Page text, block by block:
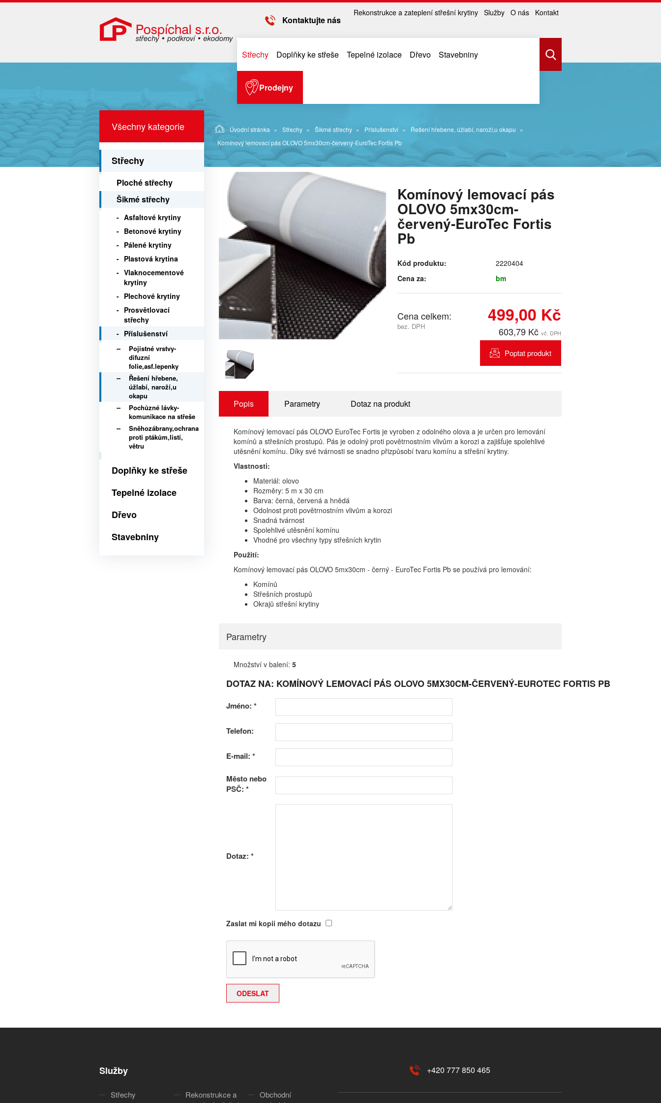
Rekonstrukce a zateplení střešní krytiny Služby O nás Kontakt
Kontaktujte nás
Střechy Doplňky ke střeše Tepelné izolace Dřevo Stavebniny
Prodejny
Úvodní stránka Střechy Šikmé střechy Příslušenství
Řešení hřebene, úžlabí, naroží,u okapu
Komínový lemovací pás OLOVO 5mx30cm-červený-EuroTec Fortis Pb
Všechny kategorie
Střechy
Ploché střechy
Šikmé střechy
Asfaltové krytiny
Betonové krytiny
Pálené krytiny
Plastová krytina
Vlaknocementové
krytiny
Plechové krytiny
Prosvětlovací
střechy
Příslušenství
Pojistné vrstvy-
difuzní
folie,asf.lepenky
Řešení hřebene,
úžlabí, naroží,u
okapu
Pochůzné lávky-
komunikace na střeše
Sněhozábrany,ochrana
proti ptákům,listí,
větru
Doplňky ke střeše
Tepelné izolace
Dřevo
Stavebniny
Komínový lemovací pás
OLOVO 5mx30cm-
červený-EuroTec Fortis
Pb
Kód produktu:
2220404
Cena za:
bm
Cena celkem:
bez. DPH
499,00 Kč
603,79 Kčvč. DPH
Poptat produkt
Popis Parametry Dotaz na produkt
Komínový lemovací pás OLOVO EuroTec Fortis je vyroben z odolného olova a je určen pro lemování
komínů a střešních prostupů. Pás je odolný proti povětrnostním vlivům a korozi a zajišťuje spolehlivé
utěsnění komínu. Díky své tvárnosti se snadno přizpůsobí tvaru komínu a střešní krytiny.
Vlastnosti:
Materiál: olovo
Rozměry: 5 m x 30 cm
Barva: černá, červená a hnědá
Odolnost proti povětrnostním vlivům a korozi
Snadná tvárnost
Spolehlivé utěsnění komínu
Vhodné pro všechny typy střešních krytin
Použití:
Komínový lemovací pás OLOVO 5mx30cm - černý - EuroTec Fortis Pb se používá pro lemování:
Komínů
Střešních prostupů
Okrajů střešní krytiny
Parametry
Množství v balení: 5
DOTAZ NA: KOMÍNOVÝ LEMOVACÍ PÁS OLOVO 5MX30CM-ČERVENÝ-EUROTEC FORTIS PB
Jméno: *
Telefon:
E-mail: *
Město nebo
PSČ: *
Dotaz: *
Zaslat mi kopii mého dotazu
Služby
Střechy
Rekonstrukce a
Obchodní
+420 777 850 465